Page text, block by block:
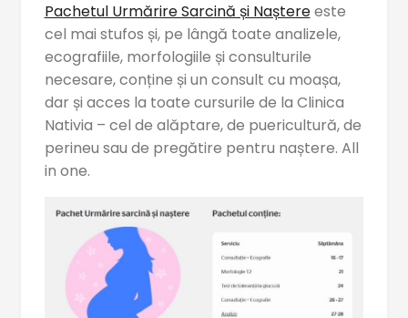
Pachetul Urmărire Sarcină și Naștereeste
cel mai stufos și, pe lângă toate analizele,
ecografiile, morfologiile și consulturile
necesare, conține și un consult cu moașa,
dar și acces la toate cursurile de la Clinica
Nativia – cel de alăptare, de puericultură, de
perineu sau de pregătire pentru naștere. All
in one.